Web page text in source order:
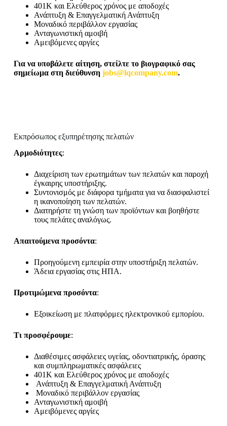
401K και Ελεύθερος χρόνος με αποδοχές
Ανάπτυξη & Επαγγελματική Ανάπτυξη
Μοναδικό περιβάλλον εργασίας
Ανταγωνιστική αμοιβή
Αμειβόμενες αργίες
Για να υποβάλετε αίτηση, στείλτε το βιογραφικό σας
σημείωμα στη διεύθυνση jobs@lqcompany.com.
Εκπρόσωπος εξυπηρέτησης πελατών
Αρμοδιότητες:
Διαχείριση των ερωτημάτων των πελατών και παροχή
έγκαιρης υποστήριξης.
Συντονισμός με διάφορα τμήματα για να διασφαλιστεί
η ικανοποίηση των πελατών.
Διατηρήστε τη γνώση των προϊόντων και βοηθήστε
τους πελάτες αναλόγως.
Απαιτούμενα προσόντα:
Προηγούμενη εμπειρία στην υποστήριξη πελατών.
Άδεια εργασίας στις ΗΠΑ.
Προτιμώμενα προσόντα:
Εξοικείωση με πλατφόρμες ηλεκτρονικού εμπορίου.
Τι προσφέρουμε:
Διαθέσιμες ασφάλειες υγείας, οδοντιατρικής, όρασης
και συμπληρωματικές ασφάλειες
401K και Ελεύθερος χρόνος με αποδοχές
Ανάπτυξη & Επαγγελματική Ανάπτυξη
Μοναδικό περιβάλλον εργασίας
Ανταγωνιστική αμοιβή
Αμειβόμενες αργίες